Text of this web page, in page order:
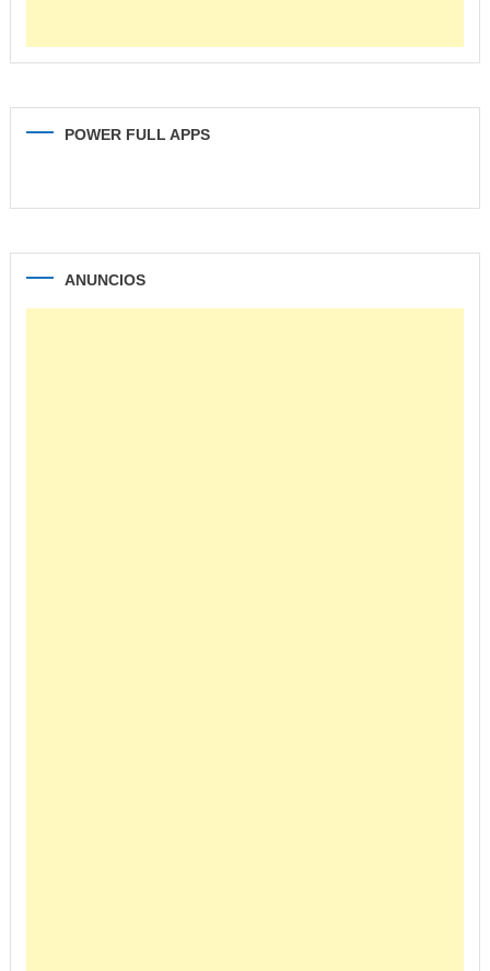
POWER FULL APPS
ANUNCIOS